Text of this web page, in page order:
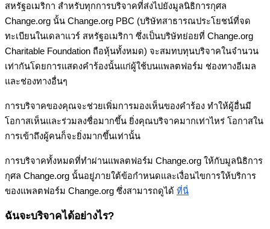
สหรฐอเมรกา สหรบทกการบรจาคทสงไป ยงมลนธการกศล
Change.org นน Change.org PBC (บรษทสาธารณป ระโยชนทจด
ทะเบยนในเดลาแวร สหรฐอเมรกา ซงเปนบรษทยอยท Change.org
Charitable Foundation ถอหนทงหมด) จะสมทบทนบรจาคในจนวน
เทากนโดยการแสดงครองนนแกผใชบนแพลตฟอรม ชองทางอเมล
และชองทางอนๆ
การบรจาคของคณจะชวยเพมการมองเหนของครอง ทใหผอนม
โอกาสเหนและรวมลงชอมากขน ยงคณบรจาคมากเทาไหร โอกาสใน
การเขาถงผคนกจะยงมากขนเทานน
การบรจาคทงหมดททผานแพลตฟอรม Change.org ใหกบมลนธการ
กศล Change.org นนอยภายใตขอกหนดและเงอนไขการใหบรการ
ของแพลตฟอรม Change.org ซงสามารถดได ทน
ฉนจะบรจาคไดอยางไร?